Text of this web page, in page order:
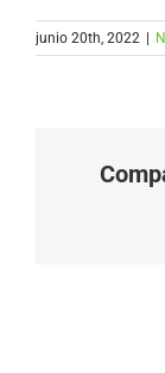
junio 20th, 2022